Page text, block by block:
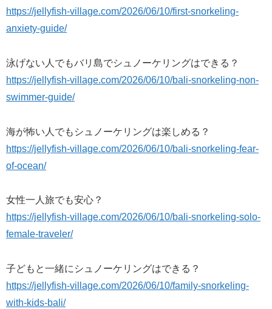
https://jellyfish-village.com/2026/06/10/first-snorkeling-
anxiety-guide/
泳げない人でもバリ島でシュノーケリングはできる？
https://jellyfish-village.com/2026/06/10/bali-snorkeling-non-
swimmer-guide/
海が怖い人でもシュノーケリングは楽しめる？
https://jellyfish-village.com/2026/06/10/bali-snorkeling-fear-
of-ocean/
女性一人旅でも安心？
https://jellyfish-village.com/2026/06/10/bali-snorkeling-solo-
female-traveler/
子どもと一緒にシュノーケリングはできる？
https://jellyfish-village.com/2026/06/10/family-snorkeling-
with-kids-bali/